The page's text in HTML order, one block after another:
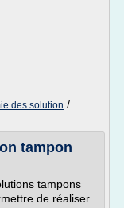
des solution /
tampon
tampons
de réaliser